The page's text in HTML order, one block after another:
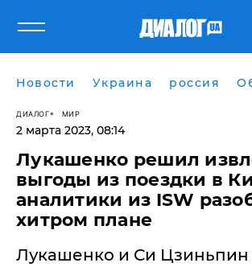
Новости Украина россия
ДИАЛОГ МИР
2 марта 2023, 08:14
​Лукашенко решил
выгоды из поездки в
аналитики из ISW
хитром плане
Лукашенко и Си Цзиньпин